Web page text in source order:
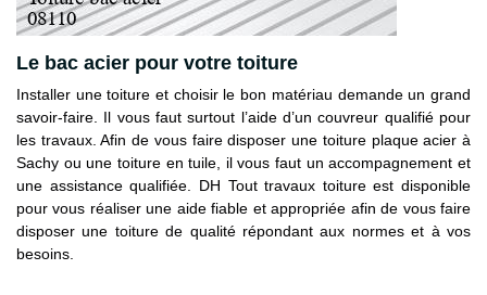
Le bac acier pour votre toiture
Installer une toiture et choisir le bon matériau demande un grand
savoir-faire. Il vous faut surtout l’aide d’un couvreur qualifié pour
les travaux. Afin de vous faire disposer une toiture plaque acier à
Sachy ou une toiture en tuile, il vous faut un accompagnement et
une assistance qualifiée. DH Tout travaux toiture est disponible
pour vous réaliser une aide fiable et appropriée afin de vous faire
disposer une toiture de qualité répondant aux normes et à vos
besoins.